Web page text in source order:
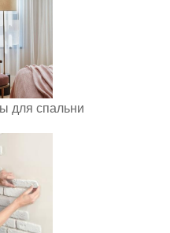
для спальни